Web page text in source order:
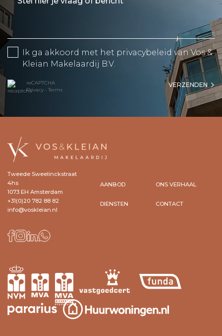
Ik ga akkoord met het privacybeleidvan Vos &
Kleian Makelaardij B.V.
reCAPTCHA
Privacy • Terms
VERZENDEN
Tweede Sweelinckstraat
4hs
1073 EH Amsterdam
+31(0)20 782 88 82
info@voskleian.nl
AANBOD
DIENSTEN
ONS VERHAAL
CONTACT